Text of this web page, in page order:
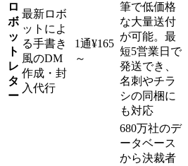
ロ
ボ
ッ
ト
レ
タ
ー
最新ロボ
ットによ
る手書き
風のDM
作成・封
入代行
1通¥165
～
筆で低価格
な大量送付
が可能。最
短5営業日で
発送でき、
名刺やチラ
シの同梱に
も対応
680万社のデ
ータベース
から決裁者